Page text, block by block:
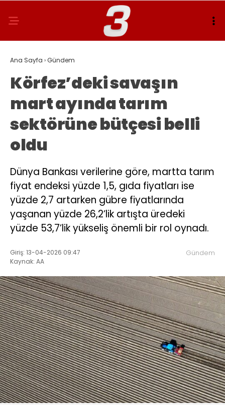
Ana Sayfa ›Gündem
Körfez’deki savaşın
mart ayında tarım
sektörüne bütçesi belli
oldu
Dünya Bankası verilerine göre, martta tarım
fiyat endeksi yüzde 1,5, gıda fiyatları ise
yüzde 2,7 artarken gübre fiyatlarında
yaşanan yüzde 26,2’lik artışta üredeki
yüzde 53,7’lik yükseliş önemli bir rol oynadı.
Giriş: 13-04-2026 09:47
Kaynak: AA
Gündem